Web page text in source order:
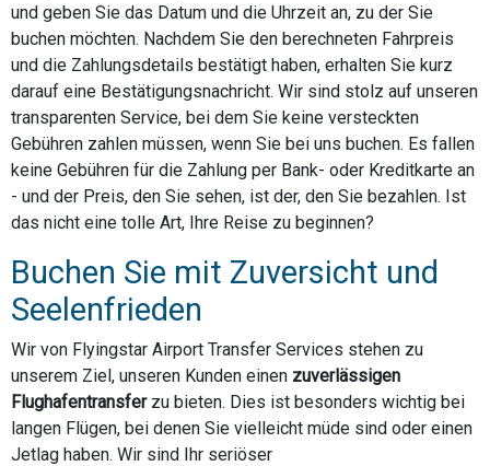
und geben Sie das Datum und die Uhrzeit an, zu der Sie
buchen möchten. Nachdem Sie den berechneten Fahrpreis
und die Zahlungsdetails bestätigt haben, erhalten Sie kurz
darauf eine Bestätigungsnachricht. Wir sind stolz auf unseren
transparenten Service, bei dem Sie keine versteckten
Gebühren zahlen müssen, wenn Sie bei uns buchen. Es fallen
keine Gebühren für die Zahlung per Bank- oder Kreditkarte an
- und der Preis, den Sie sehen, ist der, den Sie bezahlen. Ist
das nicht eine tolle Art, Ihre Reise zu beginnen?
Buchen Sie mit Zuversicht und
Seelenfrieden
Wir von Flyingstar Airport Transfer Services stehen zu
unserem Ziel, unseren Kunden einen zuverlässigen
Flughafentransferzu bieten. Dies ist besonders wichtig bei
langen Flügen, bei denen Sie vielleicht müde sind oder einen
Jetlag haben. Wir sind Ihr seriöser